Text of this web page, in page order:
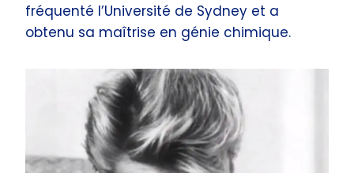
fréquenté l’Université de Sydney et a
obtenu sa maîtrise en génie chimique.